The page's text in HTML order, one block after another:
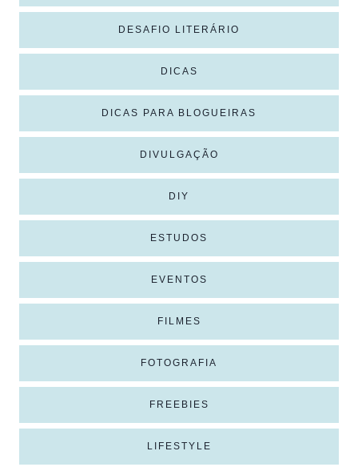
DESAFIO LITERÁRIO
DICAS
DICAS PARA BLOGUEIRAS
DIVULGAÇÃO
DIY
ESTUDOS
EVENTOS
FILMES
FOTOGRAFIA
FREEBIES
LIFESTYLE